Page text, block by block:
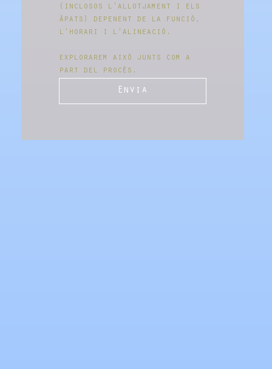
(inclosos l'allotjament i els
àpats) depenent de la funció,
l'horari i l'alineació.
explorarem això junts com a
part del procés.
Envia